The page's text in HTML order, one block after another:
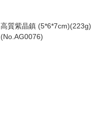
高質紫晶鎮 (5*6*7cm)(223g)
(No.AG0076)